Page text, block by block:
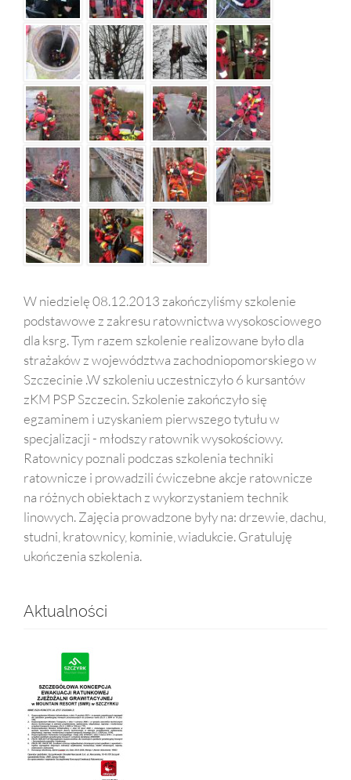
W niedzielę 08.12.2013 zakończyliśmy szkolenie
podstawowe z zakresu ratownictwa wysokosciowego
dla ksrg. Tym razem szkolenie realizowane było dla
strażaków z województwa zachodniopomorskiego w
Szczecinie .W szkoleniu uczestniczyło 6 kursantów
zKM PSP Szczecin. Szkolenie zakończyło się
egzaminem i uzyskaniem pierwszego tytułu w
specjalizacji - młodszy ratownik wysokościowy.
Ratownicy poznali podczas szkolenia techniki
ratownicze i prowadzili ćwiczebne akcje ratownicze
na różnych obiektach z wykorzystaniem technik
linowych. Zajęcia prowadzone były na: drzewie, dachu,
studni, kratownicy, kominie, wiadukcie. Gratuluję
ukończenia szkolenia.
Aktualności